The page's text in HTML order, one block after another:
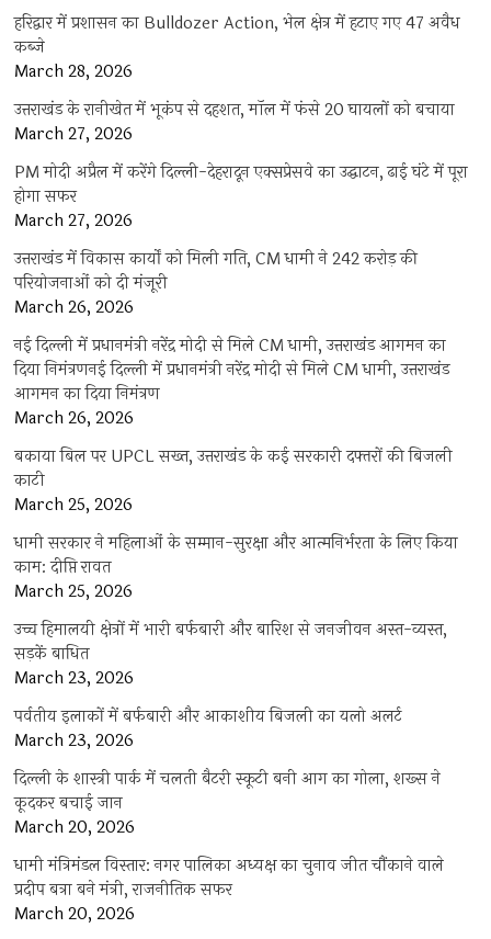
हरिद्वार में प्रशासन का Bulldozer Action, भेल क्षेत्र में हटाए गए 47 अवैध
कब्जे
March 28, 2026
उत्तराखंड के रानीखेत में भूकंप से दहशत, मॉल में फंसे 20 घायलों को बचाया
March 27, 2026
PM मोदी अप्रैल में करेंगे दिल्ली-देहरादून एक्सप्रेसवे का उद्घाटन, ढाई घंटे में पूरा
होगा सफर
March 27, 2026
उत्तराखंड में विकास कार्यों को मिली गति, CM धामी ने 242 करोड़ की
परियोजनाओं को दी मंजूरी
March 26, 2026
नई दिल्ली में प्रधानमंत्री नरेंद्र मोदी से मिले CM धामी, उत्तराखंड आगमन का
दिया निमंत्रणनई दिल्ली में प्रधानमंत्री नरेंद्र मोदी से मिले CM धामी, उत्तराखंड
आगमन का दिया निमंत्रण
March 26, 2026
बकाया बिल पर UPCL सख्त, उत्तराखंड के कई सरकारी दफ्तरों की बिजली
काटी
March 25, 2026
धामी सरकार ने महिलाओं के सम्मान-सुरक्षा और आत्मनिर्भरता के लिए किया
काम: दीप्ति रावत
March 25, 2026
उच्च हिमालयी क्षेत्रों में भारी बर्फबारी और बारिश से जनजीवन अस्त-व्यस्त,
सड़कें बाधित
March 23, 2026
पर्वतीय इलाकों में बर्फबारी और आकाशीय बिजली का यलो अलर्ट
March 23, 2026
दिल्ली के शास्त्री पार्क में चलती बैटरी स्कूटी बनी आग का गोला, शख्स ने
कूदकर बचाई जान
March 20, 2026
धामी मंत्रिमंडल विस्तार: नगर पालिका अध्यक्ष का चुनाव जीत चौंकाने वाले
प्रदीप बत्रा बने मंत्री, राजनीतिक सफर
March 20, 2026